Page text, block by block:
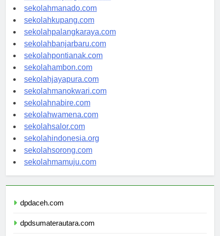
sekolahtanjungselor.com
sekolahmanado.com
sekolahkupang.com
sekolahpalangkaraya.com
sekolahbanjarbaru.com
sekolahpontianak.com
sekolahambon.com
sekolahjayapura.com
sekolahmanokwari.com
sekolahnabire.com
sekolahwamena.com
sekolahsalor.com
sekolahindonesia.org
sekolahsorong.com